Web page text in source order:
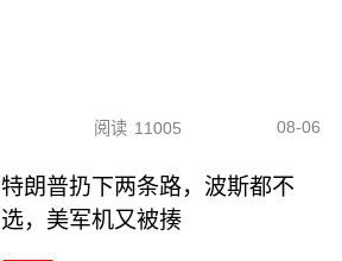
阅读 11005 08-06
特朗普扔下两条路，波斯都不
选，美军机又被揍